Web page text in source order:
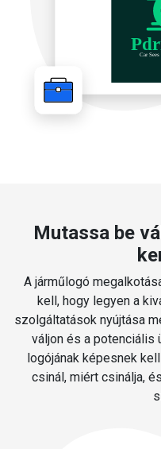
Mutassa be
A járműlogó
kell, hogy legyen a
szolgáltatások nyújtása
váljon és a potenciális
logójának képesnek
csinál, miért csinálja,